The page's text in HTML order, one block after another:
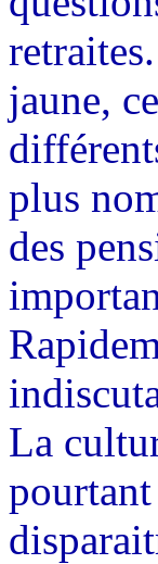
jaune,
plus
des
La